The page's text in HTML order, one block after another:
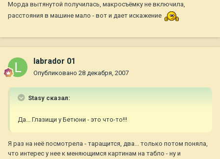
Морда вытянутой получилась, макросъёмку не включила,
расстояния в машине мало - вот и дает искажение
labrador 01
Опубликовано 28 декабря, 2007
Stasy сказал:
Да... Глазищи у Бетюни - это что-то!!!
Я раз на неё посмотрела - таращится, два... только потом поняла,
что интерес у нее к меняющимся картинам на табло - ну и